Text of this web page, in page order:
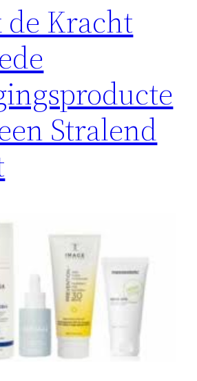
de Kracht
Stralend